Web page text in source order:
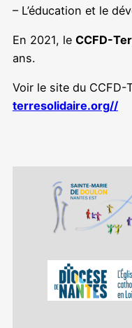
– L’éducation et le
En 2021, le CCFD-
ans.
Voir le site du CCFD-
terresolidaire.org//